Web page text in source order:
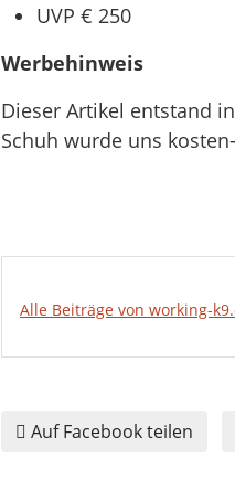
UVP € 250
Werbehinweis
Dieser Artikel entstand
Schuh wurde uns
Alle Beiträge von working-
Auf Facebook teilen